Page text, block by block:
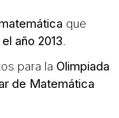
que
año 2013.
para la Olimpiada
de Matemática